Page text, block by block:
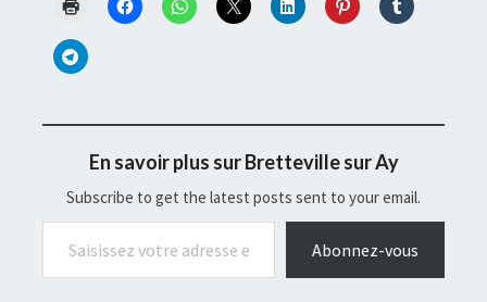
En savoir plus sur Bretteville sur Ay
Subscribe to get the latest posts sent to your email.
Saisissez votre adresse e-mail…
Abonnez-vous